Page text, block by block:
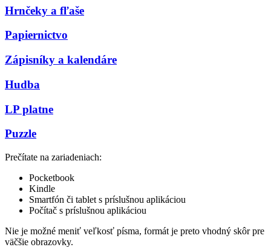
Hrnčeky a fľaše
Papiernictvo
Zápisníky a kalendáre
Hudba
LP platne
Puzzle
Prečítate na zariadeniach:
Pocketbook
Kindle
Smartfón či tablet s príslušnou aplikáciou
Počítač s príslušnou aplikáciou
Nie je možné meniť veľkosť písma, formát je preto vhodný skôr pre
väčšie obrazovky.